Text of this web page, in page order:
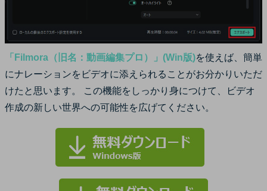
「Filmora（旧名：動画編集プロ）」(Win版)を使えば、簡単
にナレーションをビデオに添えられることがお分かりいただ
けたと思います。 この機能をしっかり身につけて、ビデオ
作成の新しい世界への可能性を広げてください。